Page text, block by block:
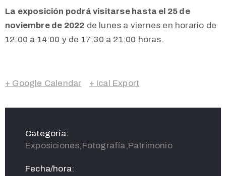
La exposición podrá visitarse hasta el 25 de
noviembre de 2022 de lunes a viernes en horario de
12:00 a 14:00 y de 17:30 a 21:00 horas.
+ Google Calendar + Ical Export
Categoría:
Exposiciones,Fotografía,Patrimonio
Fecha/hora: